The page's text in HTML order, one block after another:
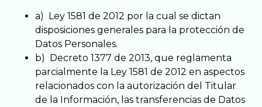
a) Ley 1581 de 2012 por la cual se dictan
disposiciones generales para la protección de
Datos Personales.
b) Decreto 1377 de 2013, que reglamenta
parcialmente la Ley 1581 de 2012 en aspectos
relacionados con la autorización del Titular
de la Información, las transferencias de Datos